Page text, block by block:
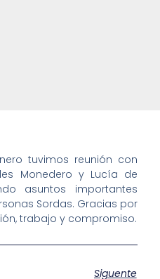
tuvimos reunión con
Monedero y Lucía de
asuntos importantes
Sordas. Gracias por
trabajo y compromiso.
Siguente